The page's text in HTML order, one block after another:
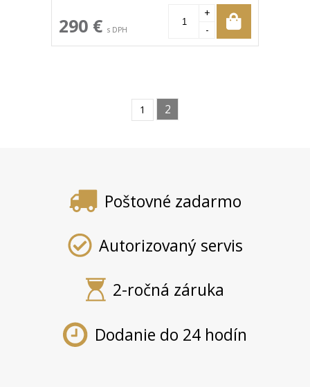
290 € s DPH
+
-
1 2
Poštovné zadarmo
Autorizovaný servis
2-ročná záruka
Dodanie do 24 hodín